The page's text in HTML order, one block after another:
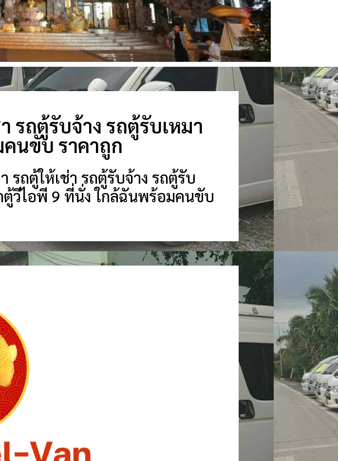
รถตู้รับจ้าง รถตู้รับเหมา
นขับ ราคาถูก
รถตู้ให้เช่า รถตู้รับจ้าง รถตู้รับ
ตู้วีไอพี 9 ที่นั่ง ใกล้ฉันพร้อมคนขับ